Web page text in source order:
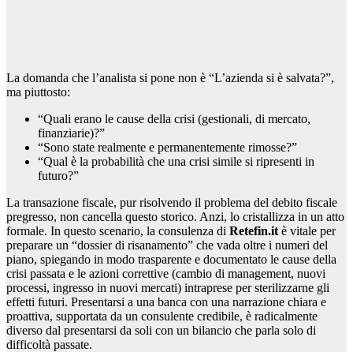
La domanda che l’analista si pone non è “L’azienda si è salvata?”,
ma piuttosto:
“Quali erano le cause della crisi (gestionali, di mercato,
finanziarie)?”
“Sono state realmente e permanentemente rimosse?”
“Qual è la probabilità che una crisi simile si ripresenti in
futuro?”
La transazione fiscale, pur risolvendo il problema del debito fiscale
pregresso, non cancella questo storico. Anzi, lo cristallizza in un atto
formale. In questo scenario, la consulenza di Retefin.it è vitale per
preparare un “dossier di risanamento” che vada oltre i numeri del
piano, spiegando in modo trasparente e documentato le cause della
crisi passata e le azioni correttive (cambio di management, nuovi
processi, ingresso in nuovi mercati) intraprese per sterilizzarne gli
effetti futuri. Presentarsi a una banca con una narrazione chiara e
proattiva, supportata da un consulente credibile, è radicalmente
diverso dal presentarsi da soli con un bilancio che parla solo di
difficoltà passate.